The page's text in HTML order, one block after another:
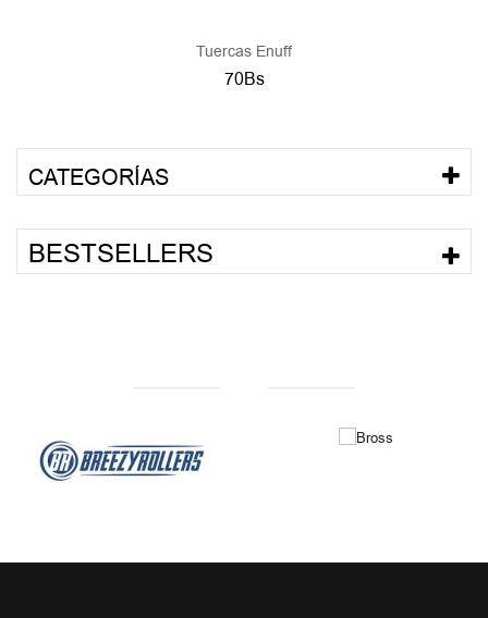
Tuercas Enuff
70Bs
CATEGORÍAS
BESTSELLERS